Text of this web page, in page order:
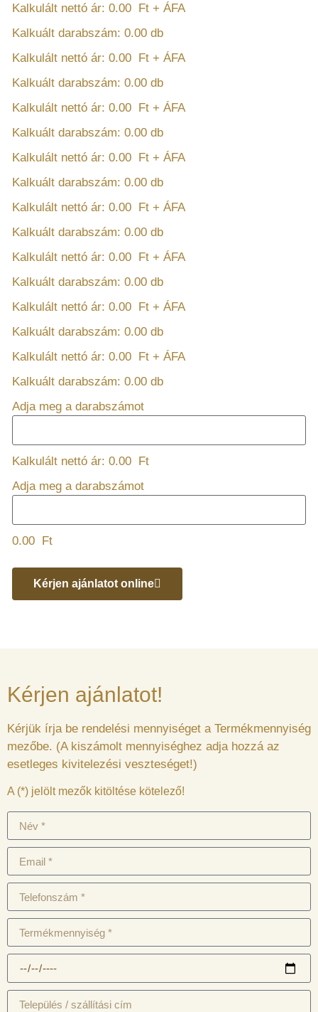
Kalkulált nettó ár: 0.00 Ft + ÁFA
Kalkuált darabszám: 0.00 db
Kalkulált nettó ár: 0.00 Ft + ÁFA
Kalkuált darabszám: 0.00 db
Kalkulált nettó ár: 0.00 Ft + ÁFA
Kalkuált darabszám: 0.00 db
Kalkulált nettó ár: 0.00 Ft + ÁFA
Kalkuált darabszám: 0.00 db
Kalkulált nettó ár: 0.00 Ft + ÁFA
Kalkuált darabszám: 0.00 db
Kalkulált nettó ár: 0.00 Ft + ÁFA
Kalkuált darabszám: 0.00 db
Kalkulált nettó ár: 0.00 Ft + ÁFA
Kalkuált darabszám: 0.00 db
Kalkulált nettó ár: 0.00 Ft + ÁFA
Kalkuált darabszám: 0.00 db
Adja meg a darabszámot
Kalkulált nettó ár: 0.00 Ft
Adja meg a darabszámot
0.00 Ft
Kérjen ajánlatot online
Kérjen ajánlatot!
Kérjük írja be rendelési mennyiséget a Termékmennyiség
mezőbe. (A kiszámolt mennyiséghez adja hozzá az
esetleges kivitelezési veszteséget!)
A (*) jelölt mezők kitöltése kötelező!